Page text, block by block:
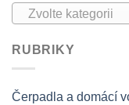
Zvolte kategorii
RUBRIKY
Čerpadla a domácí